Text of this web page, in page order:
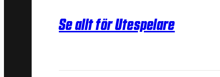
Se allt för Utespelare